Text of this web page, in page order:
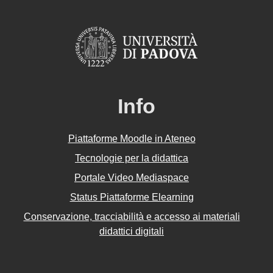
Info
Piattaforme Moodle in Ateneo
Tecnologie per la didattica
Portale Video Mediaspace
Status Piattaforme Elearning
Conservazione, tracciabilità e accesso ai materiali
didattici digitali